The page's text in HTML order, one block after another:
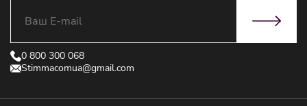
0 800 300 068
Stimmacomua@gmail.com